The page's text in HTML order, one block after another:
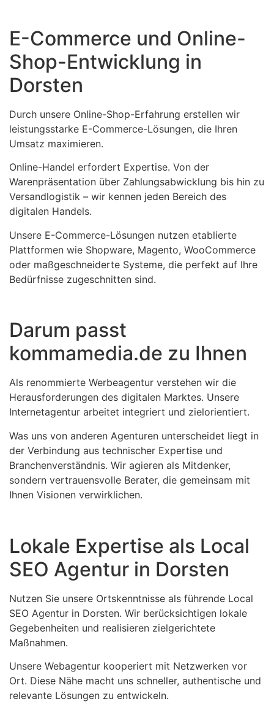
E-Commerce und Online-
Shop-Entwicklung in
Dorsten
Durch unsere Online-Shop-Erfahrung erstellen wir
leistungsstarke E-Commerce-Lösungen, die Ihren
Umsatz maximieren.
Online-Handel erfordert Expertise. Von der
Warenpräsentation über Zahlungsabwicklung bis hin zu
Versandlogistik – wir kennen jeden Bereich des
digitalen Handels.
Unsere E-Commerce-Lösungen nutzen etablierte
Plattformen wie Shopware, Magento, WooCommerce
oder maßgeschneiderte Systeme, die perfekt auf Ihre
Bedürfnisse zugeschnitten sind.
Darum passt
kommamedia.de zu Ihnen
Als renommierte Werbeagentur verstehen wir die
Herausforderungen des digitalen Marktes. Unsere
Internetagentur arbeitet integriert und zielorientiert.
Was uns von anderen Agenturen unterscheidet liegt in
der Verbindung aus technischer Expertise und
Branchenverständnis. Wir agieren als Mitdenker,
sondern vertrauensvolle Berater, die gemeinsam mit
Ihnen Visionen verwirklichen.
Lokale Expertise als Local
SEO Agentur in Dorsten
Nutzen Sie unsere Ortskenntnisse als führende Local
SEO Agentur in Dorsten. Wir berücksichtigen lokale
Gegebenheiten und realisieren zielgerichtete
Maßnahmen.
Unsere Webagentur kooperiert mit Netzwerken vor
Ort. Diese Nähe macht uns schneller, authentische und
relevante Lösungen zu entwickeln.